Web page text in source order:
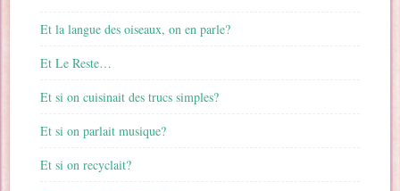
Et la langue des oiseaux, on en parle?
Et Le Reste…
Et si on cuisinait des trucs simples?
Et si on parlait musique?
Et si on recyclait?